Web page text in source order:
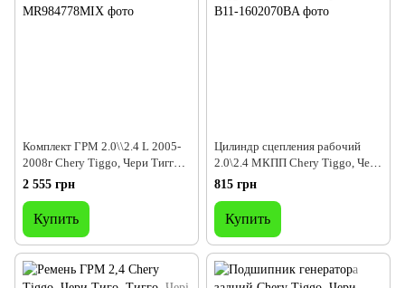
Комплект ГРМ 2.0\\2.4 L 2005-
2008г Chery Tiggo, Чери Тигго
Чері Тіго Тігго
2 555 грн
Купить
Цилиндр сцепления рабочий
2.0\2.4 МКПП Chery Tiggo, Чері
Тігго, Чері Тігго
815 грн
Купить